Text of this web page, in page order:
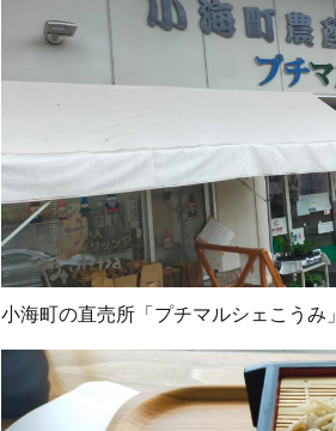
小海町の直売所「プチマルシェこうみ」